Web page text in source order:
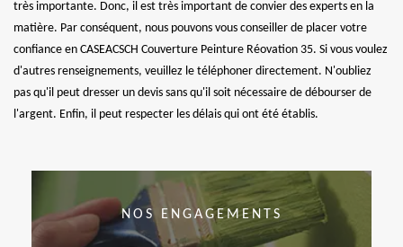
très importante. Donc, il est très important de convier des experts en la
matière. Par conséquent, nous pouvons vous conseiller de placer votre
confiance en CASEACSCH Couverture Peinture Réovation 35. Si vous voulez
d'autres renseignements, veuillez le téléphoner directement. N'oubliez
pas qu'il peut dresser un devis sans qu'il soit nécessaire de débourser de
l'argent. Enfin, il peut respecter les délais qui ont été établis.
NOS ENGAGEMENTS